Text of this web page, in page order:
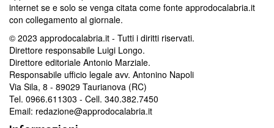
internet se e solo se venga citata come fonte approdocalabria.it
con collegamento al giornale.
© 2023 approdocalabria.it - Tutti i diritti riservati.
Direttore responsabile Luigi Longo.
Direttore editoriale Antonio Marziale.
Responsabile ufficio legale avv. Antonino Napoli
Via Sila, 8 - 89029 Taurianova (RC)
Tel. 0966.611303 - Cell. 340.382.7450
Email: redazione@approdocalabria.it